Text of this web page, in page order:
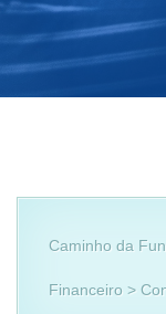
Caminho da
Financeiro >